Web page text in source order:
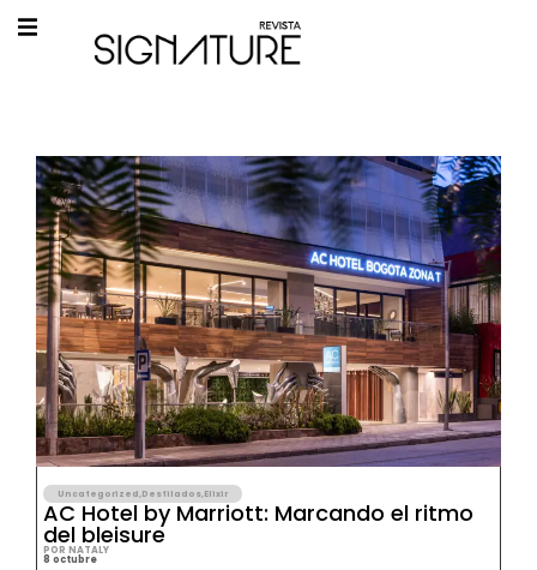
Uncategorized,Destilados,Elixir
AC Hotel by Marriott: Marcando el ritmo
del bleisure
POR NATALY
8 octubre